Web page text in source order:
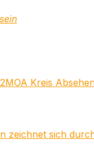
Kreis
zeichnet sich